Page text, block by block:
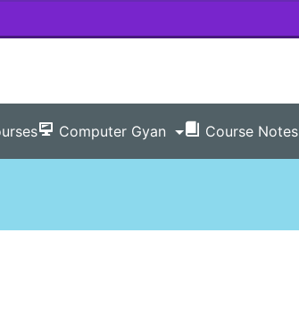
Computer Gyan Course Notes